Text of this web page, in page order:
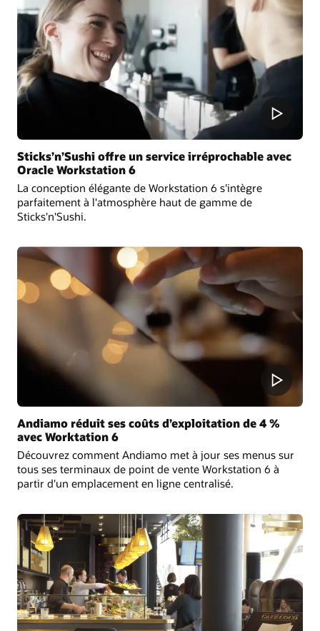
Sticks’n’Sushi offre un service irréprochable avec
Oracle Workstation 6
La conception élégante de Workstation 6 s'intègre
parfaitement à l'atmosphère haut de gamme de
Sticks'n'Sushi.
Andiamo réduit ses coûts d’exploitation de 4 %
avec Worktation 6
Découvrez comment Andiamo met à jour ses menus sur
tous ses terminaux de point de vente Workstation 6 à
partir d'un emplacement en ligne centralisé.